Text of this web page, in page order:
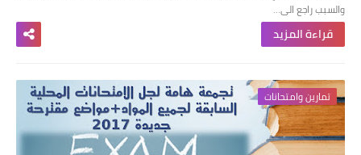
والسبب راجع الى…
قراءة المزيد
تمارين وامتحانات